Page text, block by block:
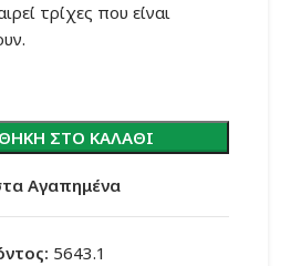
τρίχες που είναι
ΣΤΟ ΚΑΛΆΘΙ
Αγαπημένα
5643.1